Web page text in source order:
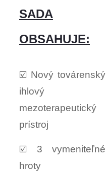
SADA
OBSAHUJE:
☑️ Nový továrenský
ihlový
mezoterapeutický
prístroj
☑️ 3 vymeniteľné
hroty